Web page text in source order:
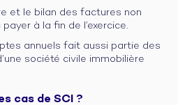
et le bilan des factures non
à la fin de l’exercice.
annuels fait aussi partie des
société civile immobilière
cas de SCI ?